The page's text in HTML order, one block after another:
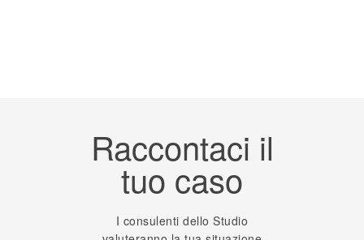
Raccontaci il
tuo caso
I consulenti dello Studio